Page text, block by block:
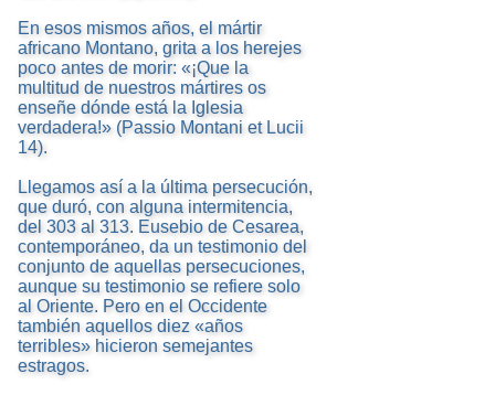
En esos mismos años, el mártir
africano Montano, grita a los herejes
poco antes de morir: «¡Que la
multitud de nuestros mártires os
enseñe dónde está la Iglesia
verdadera!» (Passio Montani et Lucii
14).
Llegamos así a la última persecución,
que duró, con alguna intermitencia,
del 303 al 313. Eusebio de Cesarea,
contemporáneo, da un testimonio del
conjunto de aquellas persecuciones,
aunque su testimonio se refiere solo
al Oriente. Pero en el Occidente
también aquellos diez «años
terribles» hicieron semejantes
estragos.